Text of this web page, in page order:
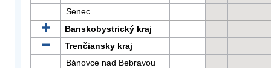
Senec
Banskobystrický kraj
Trenčiansky kraj
Bánovce nad Bebravou